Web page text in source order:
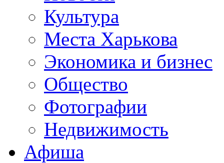
Культура
Места Харькова
Экономика и бизнес
Общество
Фотографии
Недвижимость
Афиша